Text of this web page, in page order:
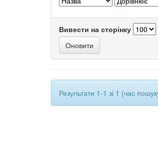
Вивести на сторінку
Результати 1-1 зі 1 (час